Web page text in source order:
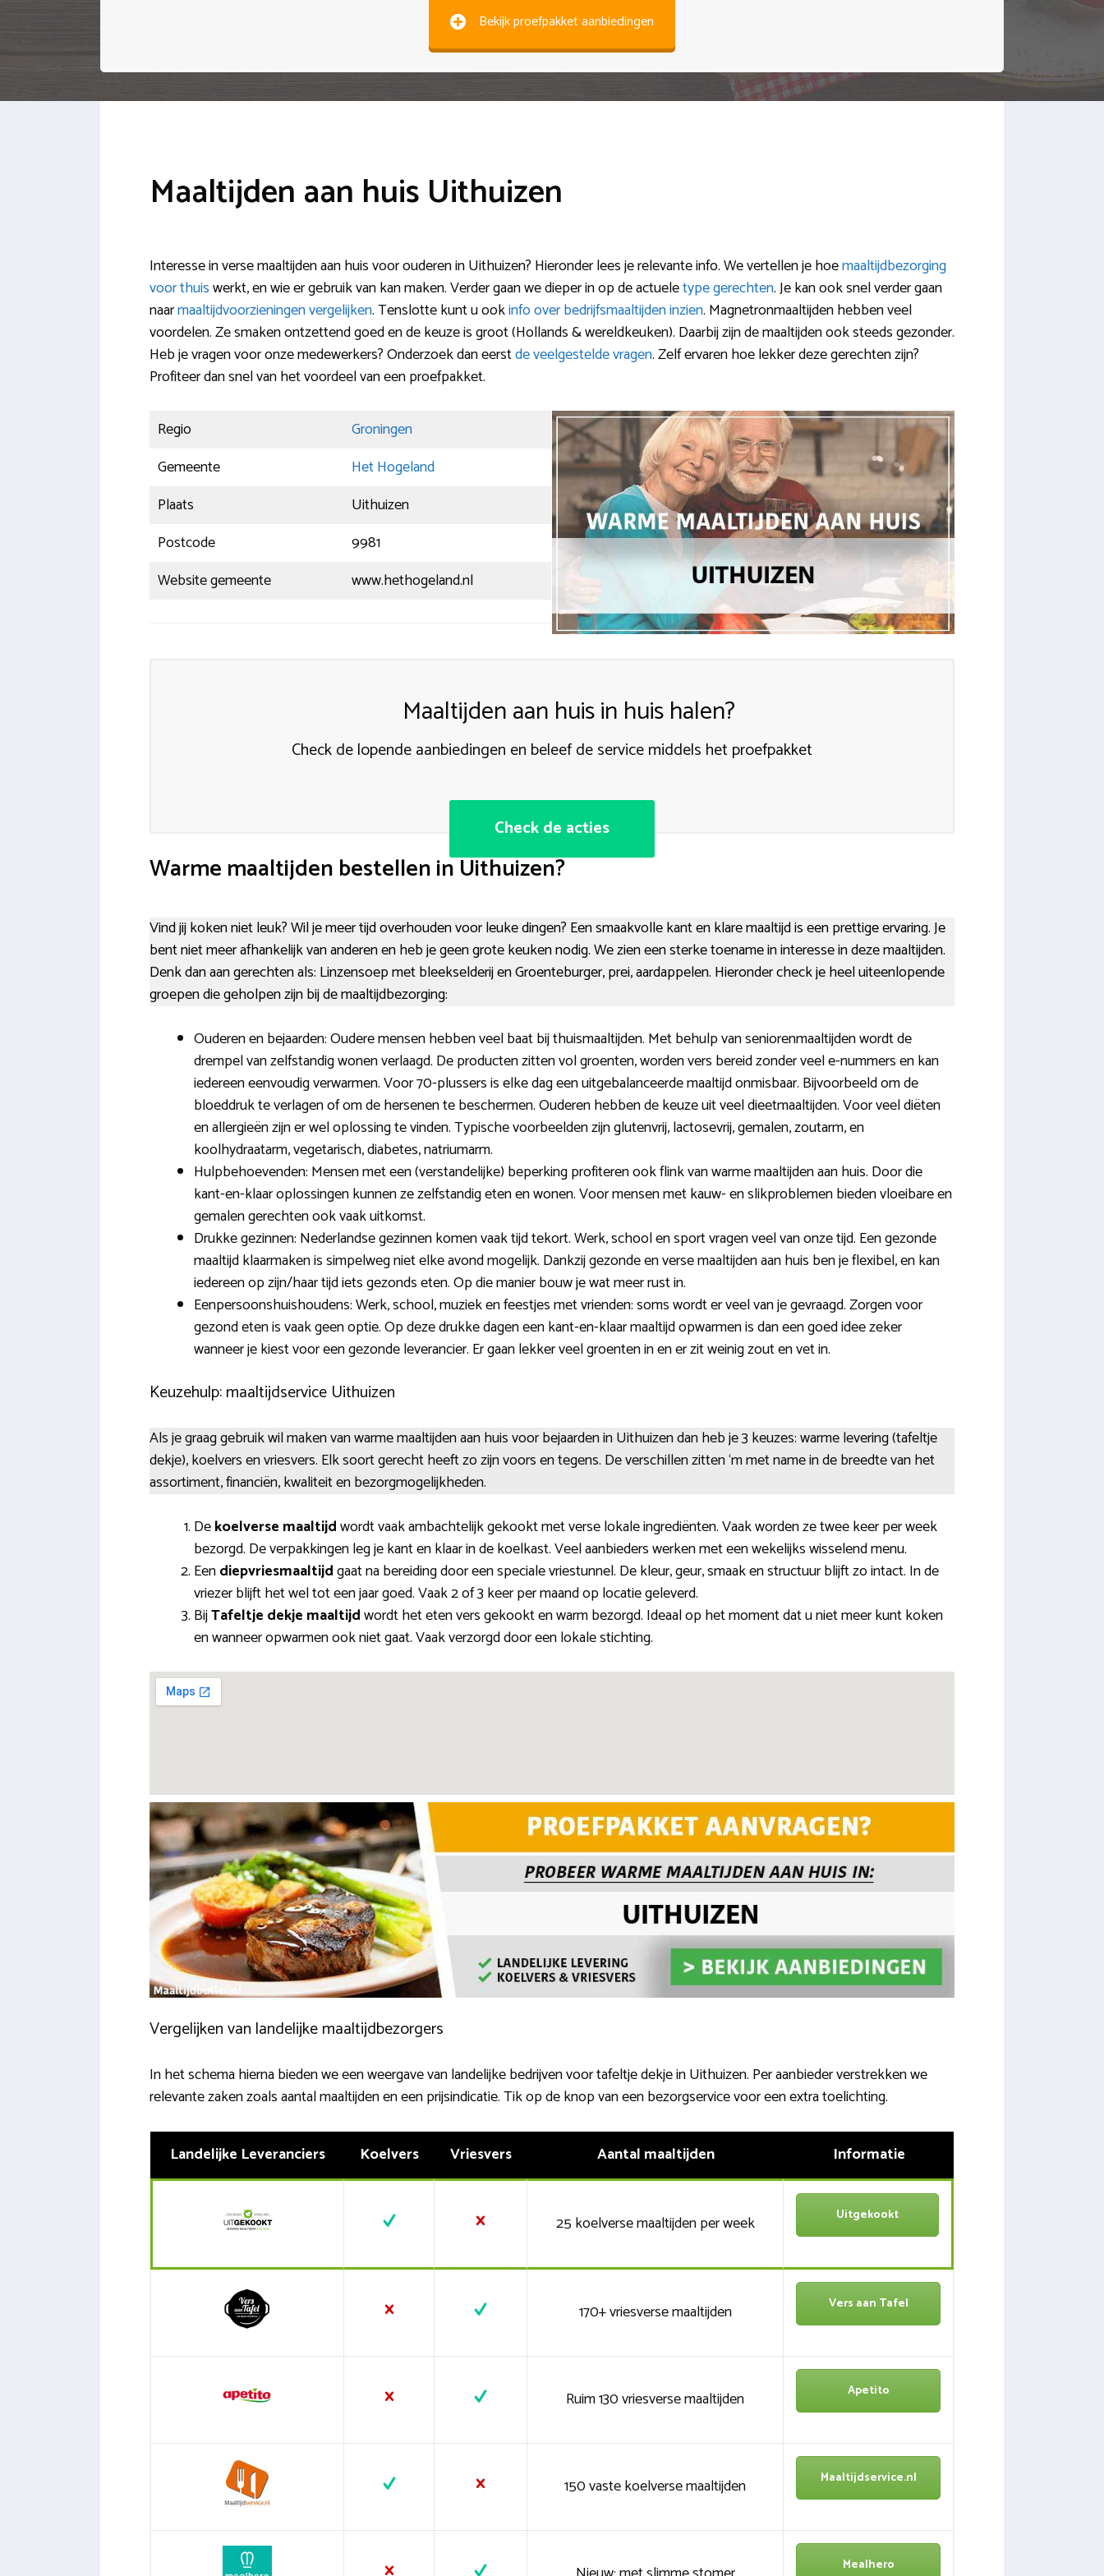
Bekijk proefpakket aanbiedingen
Maaltijden aan huis Uithuizen
Interesse in verse maaltijden aan huis voor ouderen in Uithuizen? Hieronder lees je relevante info. We vertellen je hoemaaltijdbezorging
voor thuiswerkt, en wie er gebruik van kan maken. Verder gaan we dieper in op de actueletype gerechten. Je kan ook snel verder gaan
naarmaaltijdvoorzieningen vergelijken. Tenslotte kunt u ookinfo over bedrijfsmaaltijden inzien. Magnetronmaaltijden hebben veel
voordelen. Ze smaken ontzettend goed en de keuze is groot (Hollands & wereldkeuken). Daarbij zijn de maaltijden ook steeds gezonder.
Heb je vragen voor onze medewerkers? Onderzoek dan eerstde veelgestelde vragen. Zelf ervaren hoe lekker deze gerechten zijn?
Profiteer dan snel van het voordeel van een proefpakket.
Regio
Groningen
Gemeente
Het Hogeland
Plaats
Uithuizen
Postcode
9981
Website gemeente
www.hethogeland.nl
Maaltijden aan huis in huis halen?
Check de lopende aanbiedingen en beleef de service middels het proefpakket
Check de acties
Warme maaltijden bestellen in Uithuizen?
Vind jij koken niet leuk? Wil je meer tijd overhouden voor leuke dingen? Een smaakvolle kant en klare maaltijd is een prettige ervaring. Je
bent niet meer afhankelijk van anderen en heb je geen grote keuken nodig. We zien een sterke toename in interesse in deze maaltijden.
Denk dan aan gerechten als: Linzensoep met bleekselderij en Groenteburger, prei, aardappelen. Hieronder check je heel uiteenlopende
groepen die geholpen zijn bij de maaltijdbezorging:
Ouderen en bejaarden: Oudere mensen hebben veel baat bij thuismaaltijden. Met behulp van seniorenmaaltijden wordt de
drempel van zelfstandig wonen verlaagd. De producten zitten vol groenten, worden vers bereid zonder veel e-nummers en kan
iedereen eenvoudig verwarmen. Voor 70-plussers is elke dag een uitgebalanceerde maaltijd onmisbaar. Bijvoorbeeld om de
bloeddruk te verlagen of om de hersenen te beschermen. Ouderen hebben de keuze uit veel dieetmaaltijden. Voor veel diëten
en allergieën zijn er wel oplossing te vinden. Typische voorbeelden zijn glutenvrij, lactosevrij, gemalen, zoutarm, en
koolhydraatarm, vegetarisch, diabetes, natriumarm.
Hulpbehoevenden: Mensen met een (verstandelijke) beperking profiteren ook flink van warme maaltijden aan huis. Door die
kant-en-klaar oplossingen kunnen ze zelfstandig eten en wonen. Voor mensen met kauw- en slikproblemen bieden vloeibare en
gemalen gerechten ook vaak uitkomst.
Drukke gezinnen: Nederlandse gezinnen komen vaak tijd tekort. Werk, school en sport vragen veel van onze tijd. Een gezonde
maaltijd klaarmaken is simpelweg niet elke avond mogelijk. Dankzij gezonde en verse maaltijden aan huis ben je flexibel, en kan
iedereen op zijn/haar tijd iets gezonds eten. Op die manier bouw je wat meer rust in.
Eenpersoonshuishoudens: Werk, school, muziek en feestjes met vrienden: soms wordt er veel van je gevraagd. Zorgen voor
gezond eten is vaak geen optie. Op deze drukke dagen een kant-en-klaar maaltijd opwarmen is dan een goed idee zeker
wanneer je kiest voor een gezonde leverancier. Er gaan lekker veel groenten in en er zit weinig zout en vet in.
Keuzehulp: maaltijdservice Uithuizen
Als je graag gebruik wil maken van warme maaltijden aan huis voor bejaarden in Uithuizen dan heb je 3 keuzes: warme levering (tafeltje
dekje), koelvers en vriesvers. Elk soort gerecht heeft zo zijn voors en tegens. De verschillen zitten ‘m met name in de breedte van het
assortiment, financiën, kwaliteit en bezorgmogelijkheden.
Dekoelverse maaltijdwordt vaak ambachtelijk gekookt met verse lokale ingrediënten. Vaak worden ze twee keer per week
bezorgd. De verpakkingen leg je kant en klaar in de koelkast. Veel aanbieders werken met een wekelijks wisselend menu.
Eendiepvriesmaaltijdgaat na bereiding door een speciale vriestunnel. De kleur, geur, smaak en structuur blijft zo intact. In de
vriezer blijft het wel tot een jaar goed. Vaak 2 of 3 keer per maand op locatie geleverd.
BijTafeltje dekje maaltijdwordt het eten vers gekookt en warm bezorgd. Ideaal op het moment dat u niet meer kunt koken
en wanneer opwarmen ook niet gaat. Vaak verzorgd door een lokale stichting.
Vergelijken van landelijke maaltijdbezorgers
In het schema hierna bieden we een weergave van landelijke bedrijven voor tafeltje dekje in Uithuizen. Per aanbieder verstrekken we
relevante zaken zoals aantal maaltijden en een prijsindicatie. Tik op de knop van een bezorgservice voor een extra toelichting.
Landelijke Leveranciers Koelvers Vriesvers Aantal maaltijden Informatie
25 koelverse maaltijden per week Uitgekookt
170+ vriesverse maaltijden Vers aan Tafel
Ruim 130 vriesverse maaltijden Apetito
150 vaste koelverse maaltijden Maaltijdservice.nl
Mealhero